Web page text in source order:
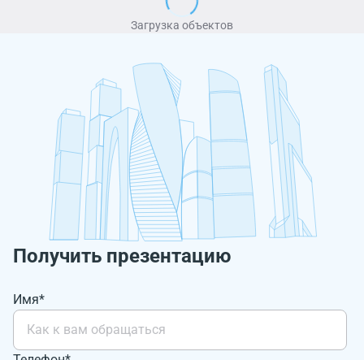
Загрузка объектов
Получить презентацию
Имя*